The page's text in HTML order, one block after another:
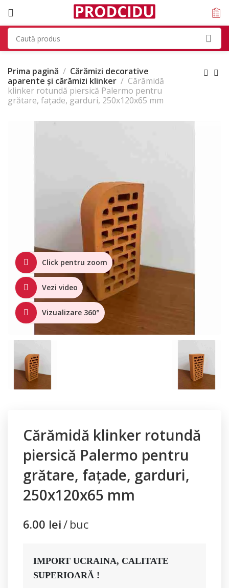
Prima pagină
Cărămizi decorative
aparente și cărămizi klinker
Cărămidă
klinker rotundă piersică Palermo pentru
grătare, fațade, garduri, 250x120x65 mm
Click pentru zoom
Vezi video
Vizualizare 360°
Cărămidă klinker rotundă
piersică Palermo pentru
grătare, fațade, garduri,
250x120x65 mm
6.00 lei buc
IMPORT UCRAINA, CALITATE
SUPERIOARĂ !